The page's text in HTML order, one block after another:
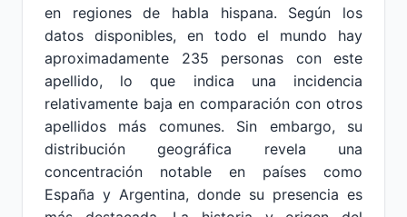
en regiones de habla hispana. Según los
datos disponibles, en todo el mundo hay
aproximadamente 235 personas con este
apellido, lo que indica una incidencia
relativamente baja en comparación con otros
apellidos más comunes. Sin embargo, su
distribución geográfica revela una
concentración notable en países como
España y Argentina, donde su presencia es